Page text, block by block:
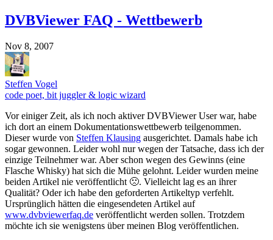
DVBViewer FAQ - Wettbewerb
Nov 8, 2007
Steffen Vogel
code poet, bit juggler & logic wizard
Vor einiger Zeit, als ich noch aktiver DVBViewer User war, habe
ich dort an einem Dokumentationswettbewerb teilgenommen.
Dieser wurde von Steffen Klausing ausgerichtet. Damals habe ich
sogar gewonnen. Leider wohl nur wegen der Tatsache, dass ich der
einzige Teilnehmer war. Aber schon wegen des Gewinns (eine
Flasche Whisky) hat sich die Mühe gelohnt. Leider wurden meine
beiden Artikel nie veröffentlicht 🙁. Vielleicht lag es an ihrer
Qualität? Oder ich habe den geforderten Artikeltyp verfehlt.
Ursprünglich hätten die eingesendeten Artikel auf
www.dvbviewerfaq.de veröffentlicht werden sollen. Trotzdem
möchte ich sie wenigstens über meinen Blog veröffentlichen.